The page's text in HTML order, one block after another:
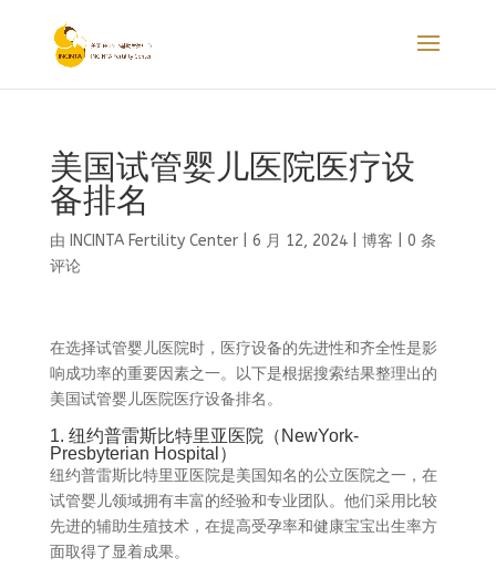
美国试管婴儿医院医疗设
备排名
由 INCINTA Fertility Center| 6 月 12, 2024| 博客
0 条
评论
在选择试管婴儿医院时，医疗设备的先进性和齐全性是影
响成功率的重要因素之一。以下是根据搜索结果整理出的
美国试管婴儿医院医疗设备排名。
1. 纽约普雷斯比特里亚医院（NewYork-
Presbyterian Hospital）
纽约普雷斯比特里亚医院是美国知名的公立医院之一，在
试管婴儿领域拥有丰富的经验和专业团队。他们采用比较
先进的辅助生殖技术，在提高受孕率和健康宝宝出生率方
面取得了显着成果。